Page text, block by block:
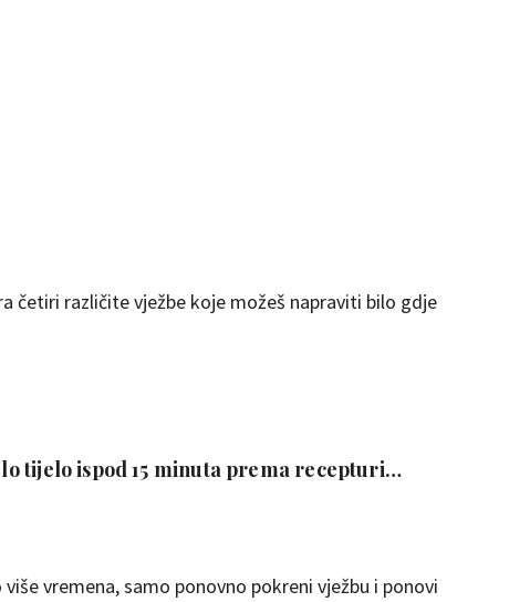
četiri različite vježbe koje možeš napraviti bilo gdje
tijelo ispod 15 minuta prema recepturi
vremena, samo ponovno pokreni vježbu i ponovi